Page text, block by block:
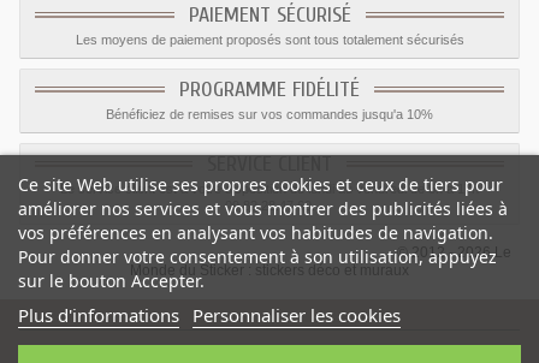
PAIEMENT SÉCURISÉ
Les moyens de paiement proposés sont tous totalement sécurisés
PROGRAMME FIDÉLITÉ
Bénéficiez de remises sur vos commandes jusqu'a 10%
Le service client est a votre disposition du lundi au vendredi de 8h à 17h
09.82.28.47.69.
© 2012 - 2026 Le
Monde du Sticker :
stickers déco et muraux
Ce site Web utilise ses propres cookies et ceux de tiers pour
améliorer nos services et vous montrer des publicités liées à
vos préférences en analysant vos habitudes de navigation.
Pour donner votre consentement à son utilisation, appuyez
sur le bouton Accepter.
Plus d'informations Personnaliser les cookies